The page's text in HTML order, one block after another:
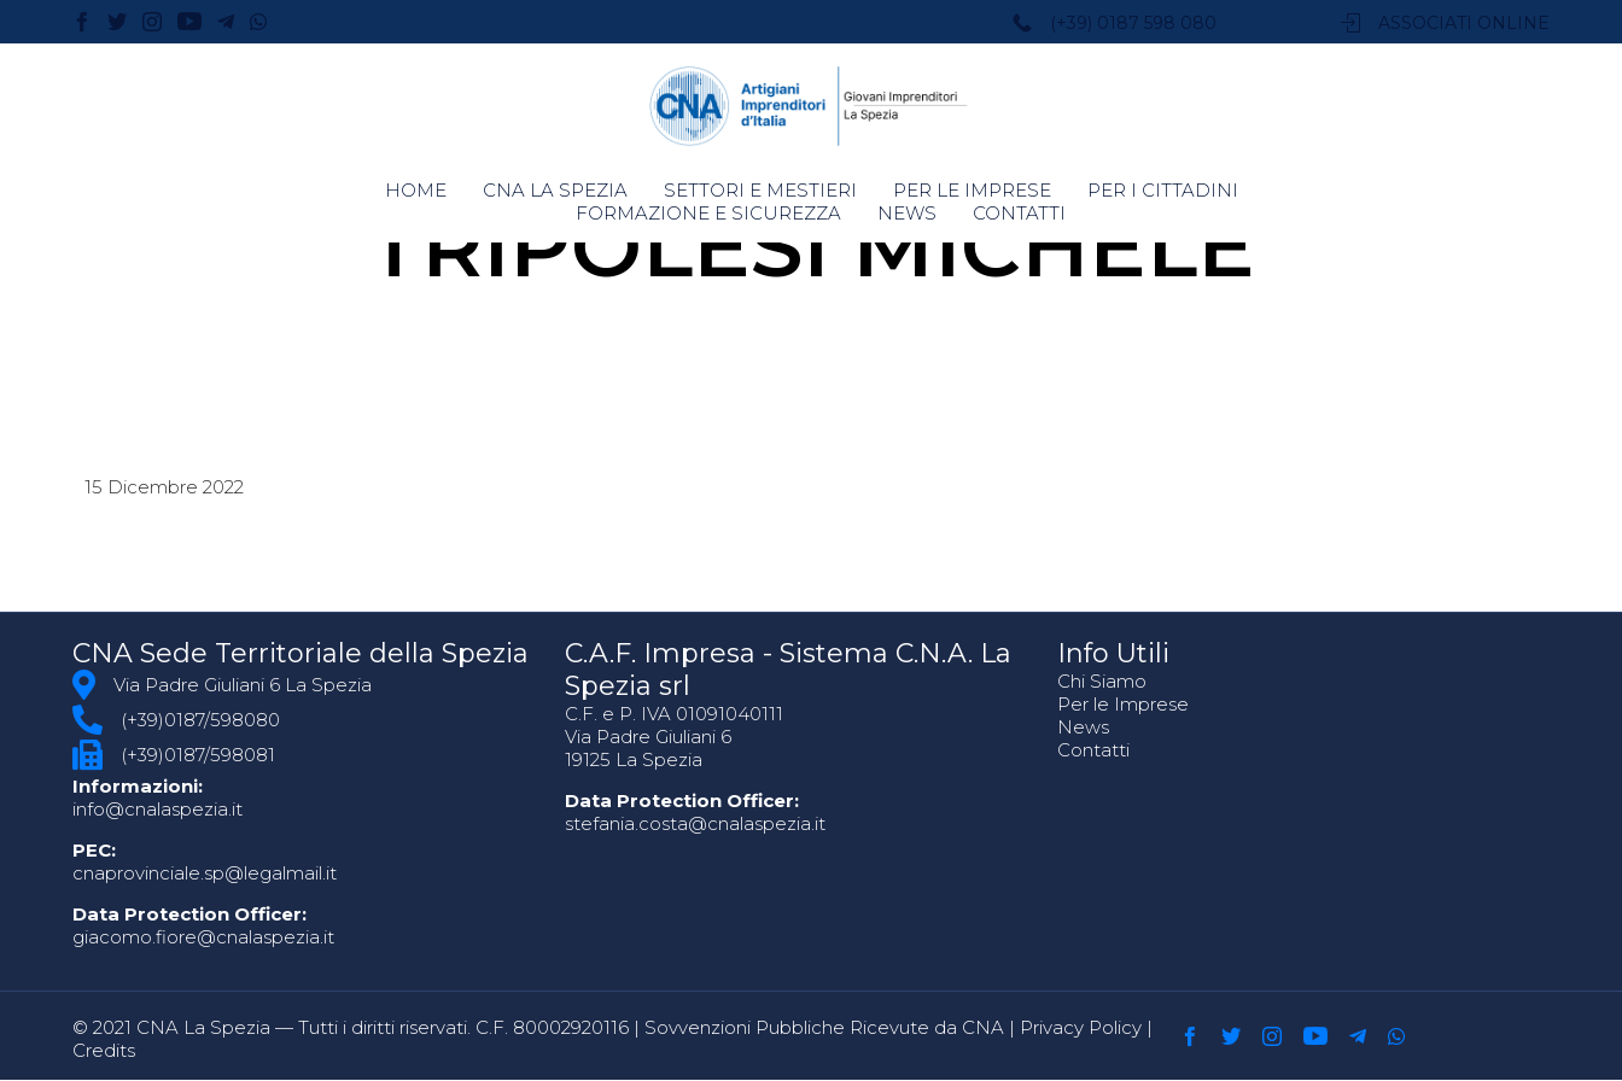
(+39) 0187 598 080 ASSOCIATI ONLINE
Skip
to
HOME CNA LA SPEZIA SETTORI E MESTIERI PER LE IMPRESE
PER I CITTADINI
FORMAZIONE E SICUREZZA
NEWS CONTATTI
TRIPOLESI MICHELE
15 Dicembre 2022
CNA Sede Territoriale della Spezia
Via Padre Giuliani 6 La Spezia
(+39)0187/598080
(+39)0187/598081
Informazioni:
info@cnalaspezia.it
PEC:
cnaprovinciale.sp@legalmail.it
Data Protection Officer:
giacomo.fiore@cnalaspezia.it
C.A.F. Impresa - Sistema C.N.A. La
Spezia srl
C.F. e P. IVA 01091040111
Via Padre Giuliani 6
19125 La Spezia
Data Protection Officer:
stefania.costa@cnalaspezia.it
Info Utili
Chi Siamo
Per le Imprese
News
Contatti
© 2021 CNA La Spezia — Tutti i diritti riservati. C.F. 80002920116 | Sovvenzioni Pubbliche Ricevute da CNA | Privacy Policy |
Credits